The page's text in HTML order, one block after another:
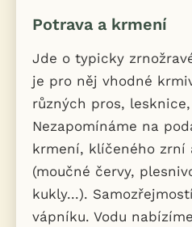
Potrava a krmení
Jde o typicky
je pro něj vhodné
různých pros,
Nezapomínáme na
krmení, klíčeného zrní
(moučné červy,
kukly...).
vápníku. Vodu